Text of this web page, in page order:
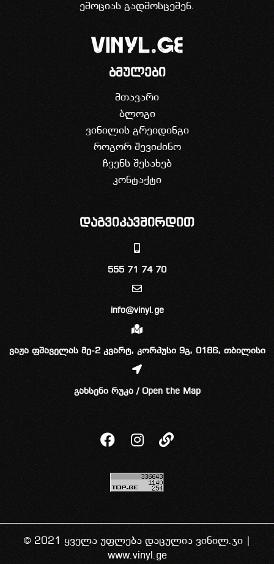
ემოციას გადმოსცემენ.
ბმულები
მთავარი
ბლოგი
ვინილის გრეიდინგი
როგორ შევიძინო
ჩვენს შესახებ
კონტაქტი
დაგვიკავშირდით
555 71 74 70
info@vinyl.ge
ვაჟა ფშაველას მე-2 კვარტ, კორპუსი 9გ, 0186, თბილისი
გახსენი რუკა / Open the Map
© 2021 ყველა უფლება დაცულია ვინილ.ჯი |
www.vinyl.ge